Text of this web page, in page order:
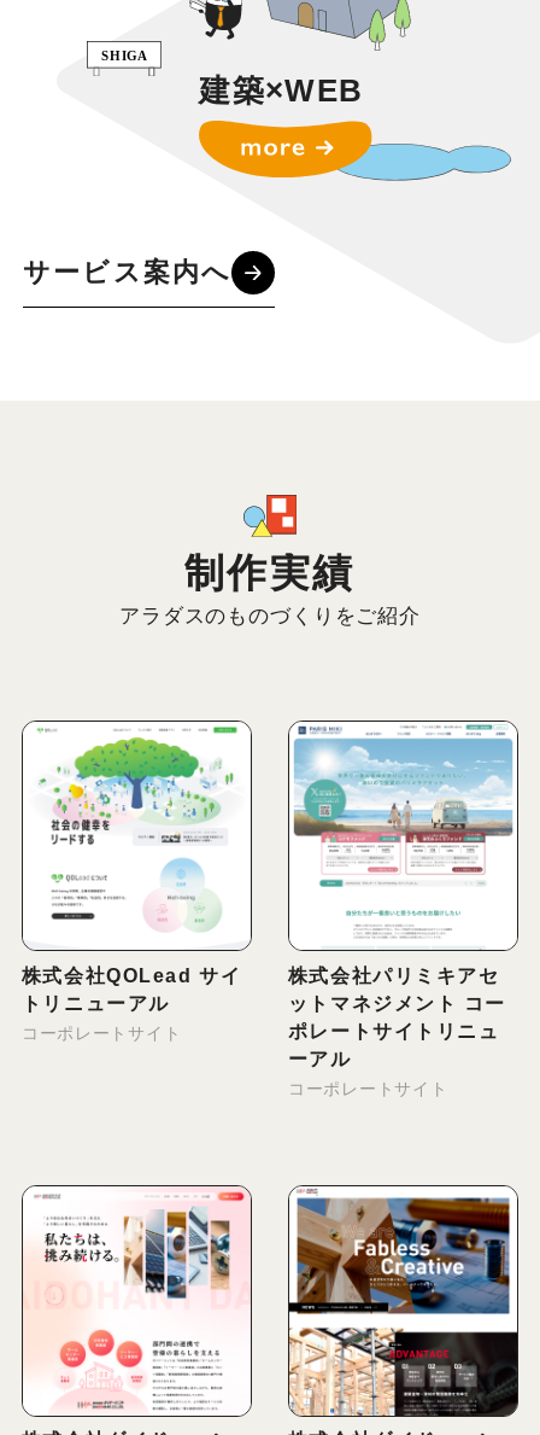
建築×WEB
サービス案内へ
制作実績
アラダスのものづくりをご紹介
株式会社QOLead サイ
トリニューアル
コーポレートサイト
株式会社パリミキアセ
ットマネジメント コー
ポレートサイトリニュ
ーアル
コーポレートサイト